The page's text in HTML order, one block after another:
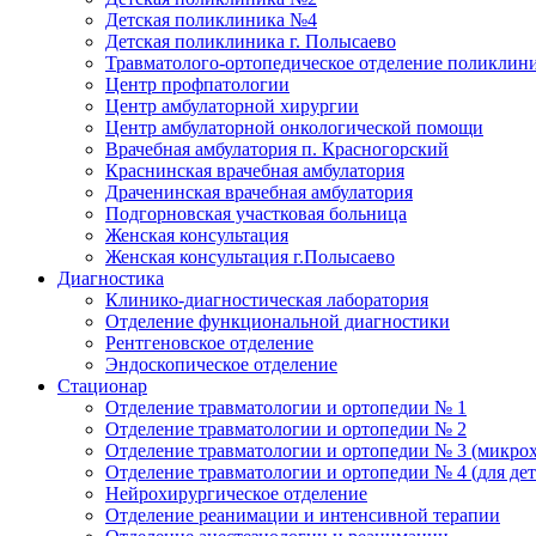
Детская поликлиника №4
Детская поликлиника г. Полысаево
Травматолого-ортопедическое отделение
Центр профпатологии
Центр амбулаторной хирургии
Центр амбулаторной онкологической помощи
Врачебная амбулатория п. Красногорский
Краснинская врачебная амбулатория
Драченинская врачебная амбулатория
Подгорновская участковая больница
Женская консультация
Женская консультация г.Полысаево
Диагностика
Клинико-диагностическая лаборатория
Отделение функциональной диагностики
Рентгеновское отделение
Эндоскопическое отделение
Стационар
Отделение травматологии и ортопедии № 1
Отделение травматологии и ортопедии № 2
Отделение травматологии и ортопедии № 3
Отделение травматологии и ортопедии № 4 (для
Нейрохирургическое отделение
Отделение реанимации и интенсивной терапии